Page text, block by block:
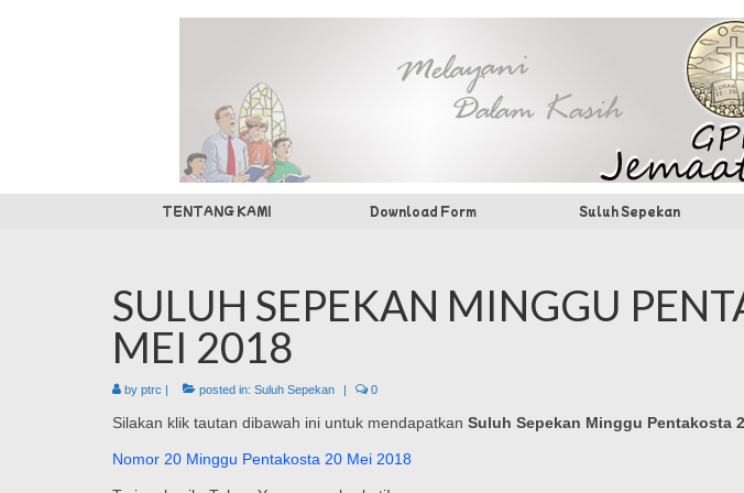
TENTANG KAMI Download Form Suluh Sepekan
SULUH SEPEKAN MINGGU
MEI 2018
by ptrc | posted in: Suluh Sepekan | 0
Silakan klik tautan dibawah ini untuk mendapatkan Suluh Sepekan Minggu Pentakosta
Nomor 20 Minggu Pentakosta 20 Mei 2018